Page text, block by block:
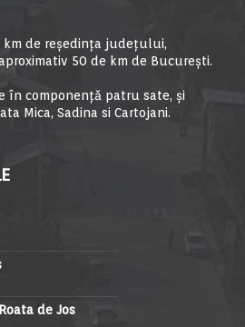
km de reşedinţa judeţului,
50 de km de Bucureşti.
în componență patru sate, și
Mica, Sadina si Cartojani.
de Jos